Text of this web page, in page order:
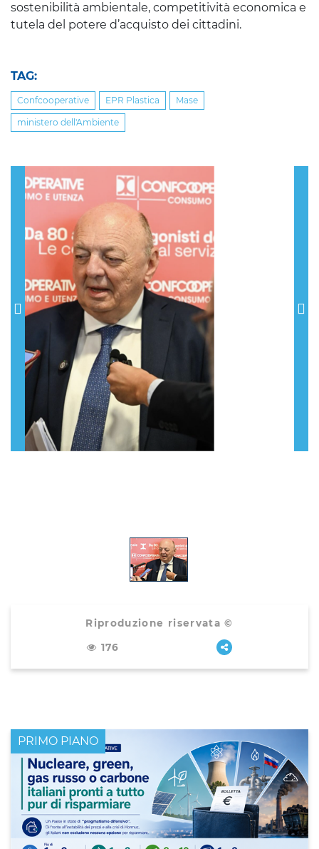
sostenibilità ambientale, competitività economica e
tutela del potere d’acquisto dei cittadini.
TAG:
Confcooperative EPR Plastica Mase
ministero dell'Ambiente
Previous
Riproduzione riservata ©
176
PRIMO PIANO